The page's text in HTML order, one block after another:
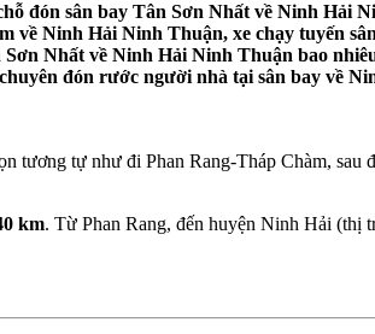
đón sân bay Tân Sơn Nhất về Ninh Hải
Ninh Hải Ninh Thuận, xe chạy tuyến
Nhất về Ninh Hải Ninh Thuận bao
đón rước người nhà tại sân bay về
tự như đi Phan Rang-Tháp Chàm,
km. Từ Phan Rang, đến huyện Ninh Hải (thị